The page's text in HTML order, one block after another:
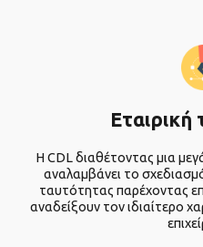
Εταιρική
Η CDL διαθέτοντας μια
αναλαμβάνει το
ταυτότητας παρέχοντας
αναδείξουν τον ιδιαίτερο